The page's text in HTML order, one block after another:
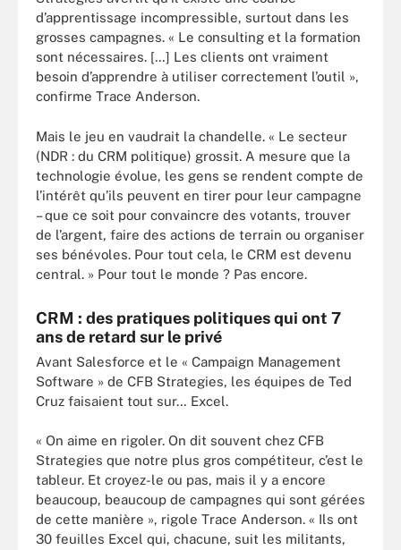
d’apprentissage incompressible, surtout dans les
grosses campagnes. « Le consulting et la formation
sont nécessaires. […] Les clients ont vraiment
besoin d’apprendre à utiliser correctement l’outil »,
confirme Trace Anderson.
Mais le jeu en vaudrait la chandelle. « Le secteur
(NDR : du CRM politique) grossit. A mesure que la
technologie évolue, les gens se rendent compte de
l’intérêt qu’ils peuvent en tirer pour leur campagne
– que ce soit pour convaincre des votants, trouver
de l’argent, faire des actions de terrain ou organiser
ses bénévoles. Pour tout cela, le CRM est devenu
central. » Pour tout le monde ? Pas encore.
CRM : des pratiques politiques qui ont 7
ans de retard sur le privé
Avant Salesforce et le « Campaign Management
Software » de CFB Strategies, les équipes de Ted
Cruz faisaient tout sur… Excel.
« On aime en rigoler. On dit souvent chez CFB
Strategies que notre plus gros compétiteur, c’est le
tableur. Et croyez-le ou pas, mais il y a encore
beaucoup, beaucoup de campagnes qui sont gérées
de cette manière », rigole Trace Anderson. « Ils ont
30 feuilles Excel qui, chacune, suit les militants,